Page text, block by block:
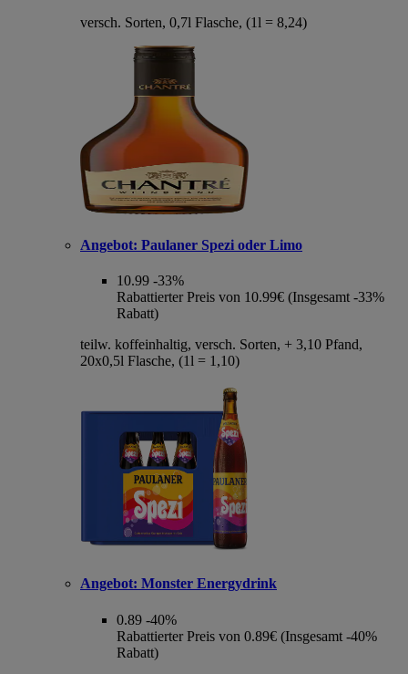
versch. Sorten, 0,7l Flasche, (1l = 8,24)
Angebot: Paulaner Spezi oder Limo
10.99 -33%
Rabattierter Preis von 10.99€ (Insgesamt -33%
Rabatt)
teilw. koffeinhaltig, versch. Sorten, + 3,10 Pfand,
20x0,5l Flasche, (1l = 1,10)
Angebot: Monster Energydrink
0.89 -40%
Rabattierter Preis von 0.89€ (Insgesamt -40%
Rabatt)